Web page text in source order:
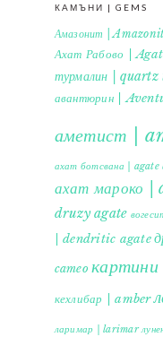
КАМЪНИ | GEMS
Амазонит |
Ахат Рабово |
турмалин |
авантюрин |
аметист |
ахат ботсвана | agate
ахат мароко |
druzy agate
| dendritic agate
cameo
кехлибар | amber
ларимар | larimar